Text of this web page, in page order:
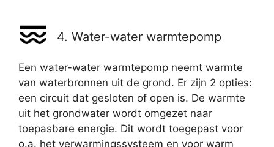
4. Water-water warmtepomp
Een water-water warmtepomp neemt warmte
van waterbronnen uit de grond. Er zijn 2 opties:
een circuit dat gesloten of open is. De warmte
uit het grondwater wordt omgezet naar
toepasbare energie. Dit wordt toegepast voor
o.a. het verwarmingssysteem en voor warm